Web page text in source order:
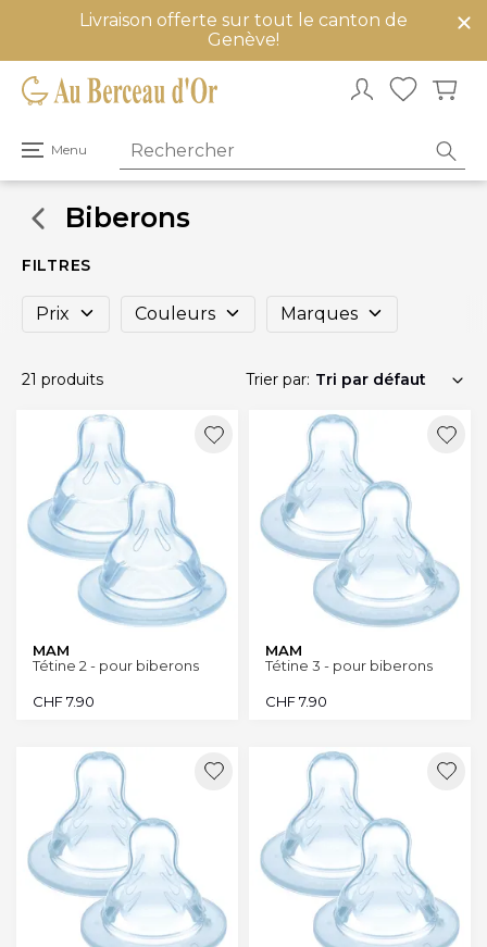
Livraison offerte sur tout le canton de
Genève!
Menu
Ouvrir
menu
principalBiberons
FILTRES
Prix Couleurs Marques
21 produits Trier par:
MAM
Tétine 2 - pour biberons
CHF7.90
MAM
Tétine 3 - pour biberons
CHF7.90